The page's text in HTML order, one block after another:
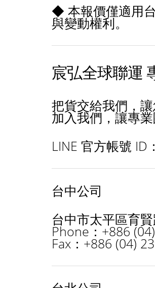
◆ 本報價僅適用
與變動權利。
宸弘全球聯運
把貨交給我們，
加入我們，讓專
LINE 官方帳號 ID
台中公司
台中市太平區育
Phone：+886
Fax：+886 (04)